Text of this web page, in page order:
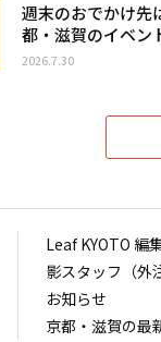
週末のおでかけ先
都・滋賀のイベン
2026.7.30
Leaf KYOTO 編
影スタッフ（外
お知らせ
京都・滋賀の最